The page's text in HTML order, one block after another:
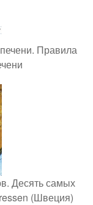
Правила
Десять самых
(Швеция)